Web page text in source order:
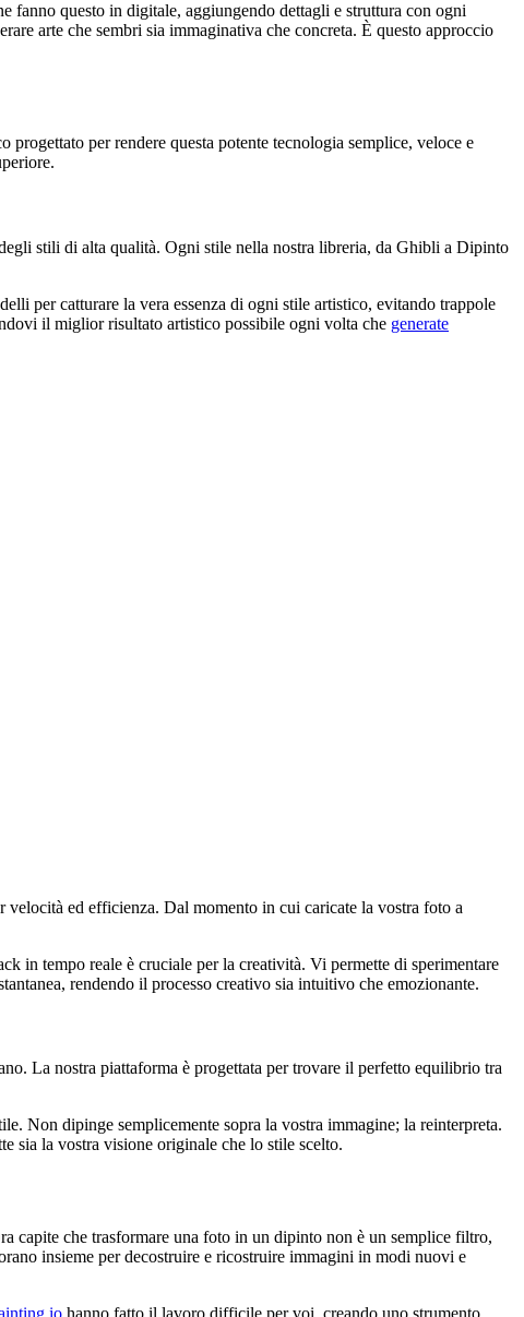
fanno questo in digitale, aggiungendo dettagli e struttura con ogni
arte che sembri sia immaginativa che concreta. È questo approccio
progettato per rendere questa potente tecnologia semplice, veloce e
stili di alta qualità. Ogni stile nella nostra libreria, da Ghibli a Dipinto
per catturare la vera essenza di ogni stile artistico, evitando trappole
il miglior risultato artistico possibile ogni volta che generate
ed efficienza. Dal momento in cui caricate la vostra foto a
in tempo reale è cruciale per la creatività. Vi permette di sperimentare
rendendo il processo creativo sia intuitivo che emozionante.
La nostra piattaforma è progettata per trovare il perfetto equilibrio tra
Non dipinge semplicemente sopra la vostra immagine; la reinterpreta.
sia la vostra visione originale che lo stile scelto.
capite che trasformare una foto in un dipinto non è un semplice filtro,
insieme per decostruire e ricostruire immagini in modi nuovi e